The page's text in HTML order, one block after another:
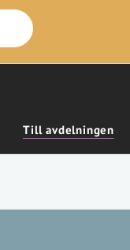
Till avdelningen